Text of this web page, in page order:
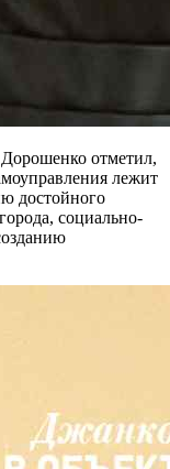
отметил,
лежит
достойного
социально-